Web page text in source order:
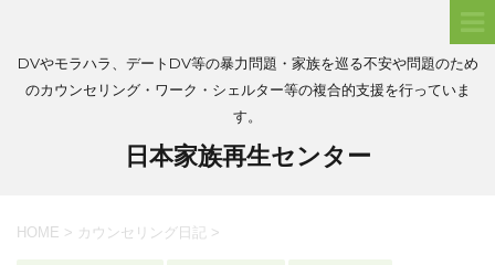
DVやモラハラ、デートDV等の暴力問題・家族を巡る不安や問題のため
のカウンセリング・ワーク・シェルター等の複合的支援を行っていま
す。
日本家族再生センター
HOME > カウンセリング日記 >